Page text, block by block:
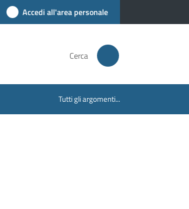
Accedi all'area personale
Cerca
Tutti gli argomenti...